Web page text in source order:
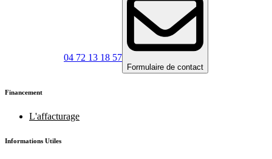
04 72 13 18 57
Formulaire de contact
Financement
L'affacturage
Informations Utiles